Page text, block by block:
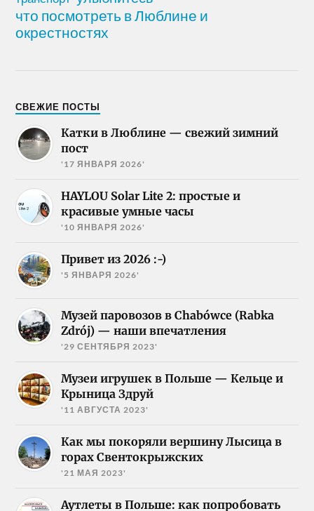
что посмотреть в Люблине и
окрестностях
СВЕЖИЕ ПОСТЫ
Катки в Люблине — свежий зимний
пост
'17 ЯНВАРЯ 2026'
HAYLOU Solar Lite 2: простые и
красивые умные часы
'10 ЯНВАРЯ 2026'
Привет из 2026 :-)
'5 ЯНВАРЯ 2026'
Музей паровозов в Chabówce (Rabka
Zdrój) — наши впечатления
'29 СЕНТЯБРЯ 2023'
Музеи игрушек в Польше — Кельце и
Крыница Здруй
'11 АВГУСТА 2023'
Как мы покоряли вершину Лысица в
горах Свентокрыжских
'21 МАЯ 2023'
Аутлеты в Польше: как попробовать